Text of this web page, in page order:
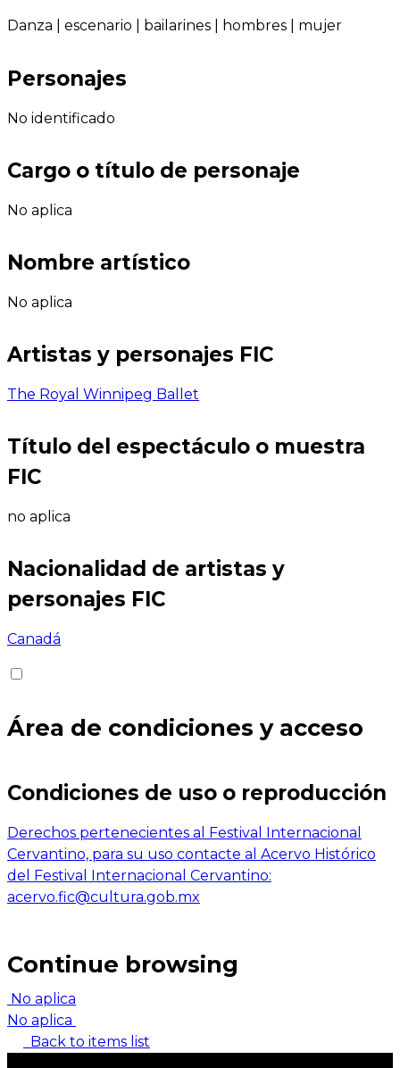
Danza escenario bailarines hombres mujer
Personajes
No identificado
Cargo o título de personaje
No aplica
Nombre artístico
No aplica
Artistas y personajes FIC
The Royal Winnipeg Ballet
Título del espectáculo o muestra
FIC
no aplica
Nacionalidad de artistas y
personajes FIC
Canadá
Área de condiciones y acceso
Condiciones de uso o reproducción
Derechos pertenecientes al Festival Internacional
Cervantino, para su uso contacte al Acervo Histórico
del Festival Internacional Cervantino:
acervo.fic@cultura.gob.mx
Continue browsing
No aplica
No aplica
Back to items list